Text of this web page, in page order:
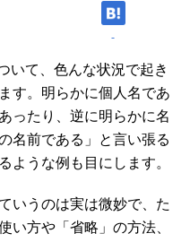
-
いて、色んな状況で起き
す。明らかに個人名であ
ったり、逆に明らかに名
名前である」と言い張る
ような例も目にします。
いうのは実は微妙で、た
い方や「省略」の方法、